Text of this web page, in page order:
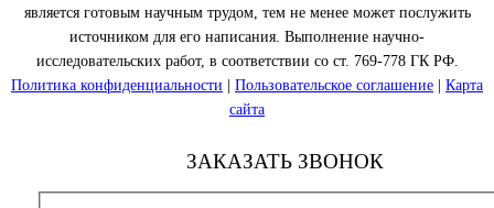
является готовым научным трудом, тем не менее может послужить
источником для его написания. Выполнение научно-
исследовательских работ, в соответствии со ст. 769-778 ГК РФ.
Политика конфиденциальности
Пользовательское соглашение
Карта
сайта
ЗАКАЗАТЬ ЗВОНОК